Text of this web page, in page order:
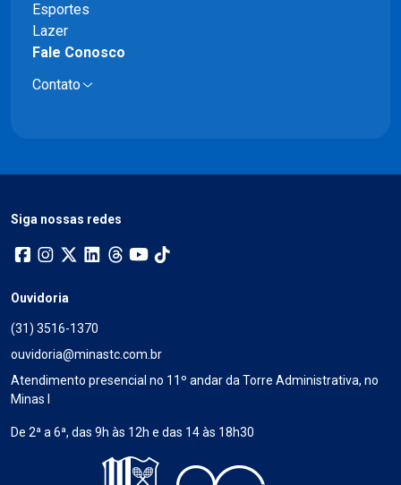
Esportes
Lazer
Fale Conosco
Contato
Siga nossas redes
Ouvidoria
(31) 3516-1370
ouvidoria@minastc.com.br
Atendimento presencial no 11º andar da Torre Administrativa, no
Minas I
De 2ª a 6ª, das 9h às 12h e das 14 às 18h30